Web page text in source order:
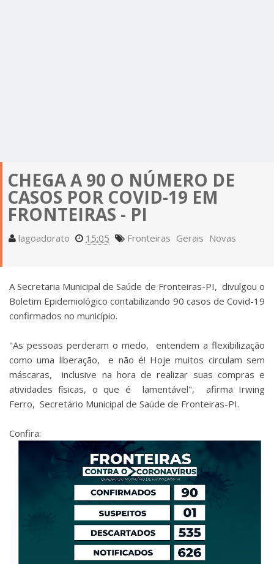
CHEGA A 90 O NÚMERO DE
CASOS POR COVID-19 EM
FRONTEIRAS - PI
lagoadorato 15:05 Fronteiras Gerais Novas
A Secretaria Municipal de Saúde de Fronteiras-PI, divulgou o
Boletim Epidemiológico contabilizando 90 casos de Covid-19
confirmados no município.
"As pessoas perderam o medo, entendem a flexibilização
como uma liberação, e não é! Hoje muitos circulam sem
máscaras, inclusive na hora de realizar suas compras e
atividades físicas, o que é lamentável", afirma Irwing
Ferro, Secretário Municipal de Saúde de Fronteiras-PI.
Confira: